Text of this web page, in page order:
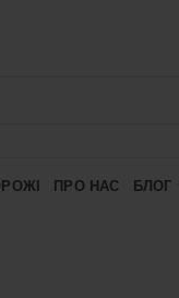
ПРО НАС БЛОГ